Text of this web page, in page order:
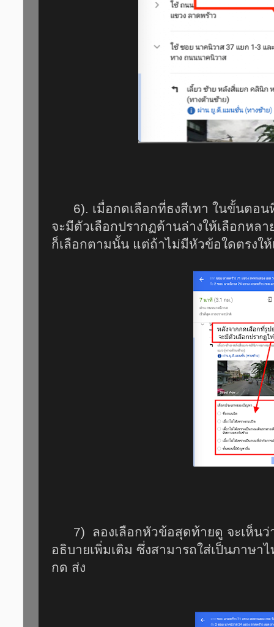
6). เมื่อกดเลือกที่ธงสีเทา ในขั้นตอน
จะมีตัวเลือกปรากฏด้านล่างให้เลือกหล
ก็เลือกตามนั้น แต่ถ้าไม่มีหัวข้อใดตรงใ
7) ลองเลือกหัวข้อสุดท้ายดู จะเห็นว่
อธิบายเพิ่มเติม ซึ่งสามารถใส่เป็นภาษา
กด ส่ง